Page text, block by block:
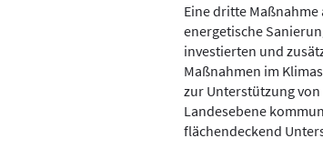
Eine dritte
energetische
investierten und
Maßnahmen im
zur Unterstützung
Landesebene
flächendeckend